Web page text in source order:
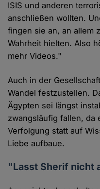
ISIS und anderen
anschließen wollten.
fingen sie an, an allem
Wahrheit hielten. Also
mehr Videos."
Auch in der
Wandel festzustellen.
Ägypten sei längst
zwangsläufig fallen, da
Verfolgung statt auf
Liebe aufbaue.
"Lasst Sherif nicht